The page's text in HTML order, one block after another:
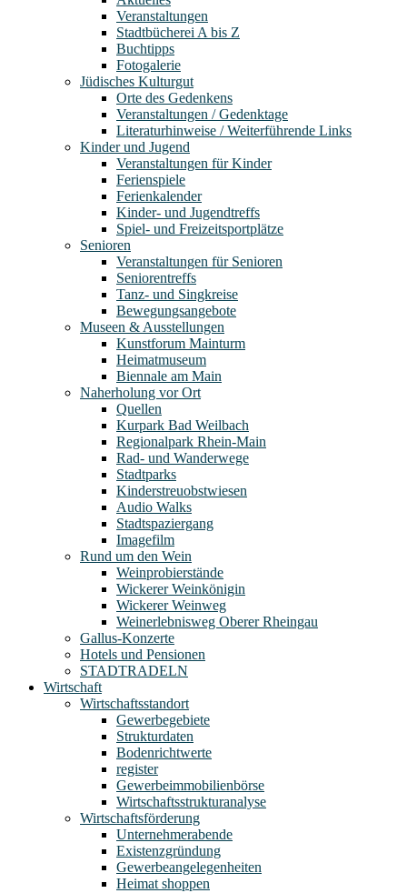
Veranstaltungen
Stadtbücherei A bis Z
Buchtipps
Fotogalerie
Jüdisches Kulturgut
Orte des Gedenkens
Veranstaltungen / Gedenktage
Literaturhinweise / Weiterführende Links
Kinder und Jugend
Veranstaltungen für Kinder
Ferienspiele
Ferienkalender
Kinder- und Jugendtreffs
Spiel- und Freizeitsportplätze
Senioren
Veranstaltungen für Senioren
Seniorentreffs
Tanz- und Singkreise
Bewegungsangebote
Museen & Ausstellungen
Kunstforum Mainturm
Heimatmuseum
Biennale am Main
Naherholung vor Ort
Quellen
Kurpark Bad Weilbach
Regionalpark Rhein-Main
Rad- und Wanderwege
Stadtparks
Kinderstreuobstwiesen
Audio Walks
Stadtspaziergang
Imagefilm
Rund um den Wein
Weinprobierstände
Wickerer Weinkönigin
Wickerer Weinweg
Weinerlebnisweg Oberer Rheingau
Gallus-Konzerte
Hotels und Pensionen
STADTRADELN
Wirtschaft
Wirtschaftsstandort
Gewerbegebiete
Strukturdaten
Bodenrichtwerte
register
Gewerbeimmobilienbörse
Wirtschaftsstrukturanalyse
Wirtschaftsförderung
Unternehmerabende
Existenzgründung
Gewerbeangelegenheiten
Heimat shoppen